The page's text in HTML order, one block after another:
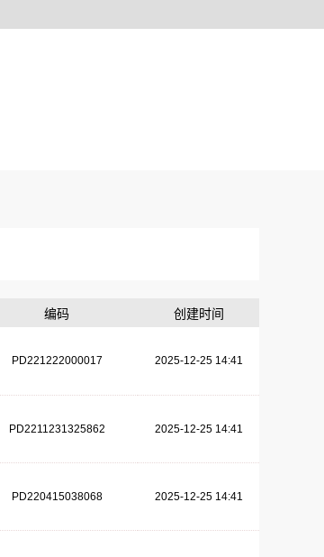
编码 创建时间
PD221222000017 2025-12-25 14:41
PD2211231325862 2025-12-25 14:41
PD220415038068 2025-12-25 14:41